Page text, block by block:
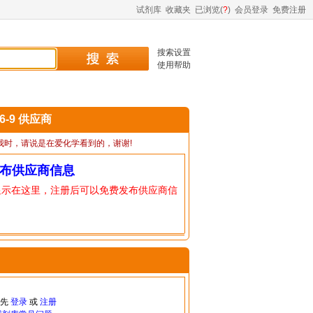
试剂库 收藏夹 已浏览(?) 会员登录 免费注册
搜索设置
使用帮助
9 供应商
时，请说是在爱化学看到的，谢谢!
供应商信息
在这里，注册后可以免费发布供应商信
登录或 注册